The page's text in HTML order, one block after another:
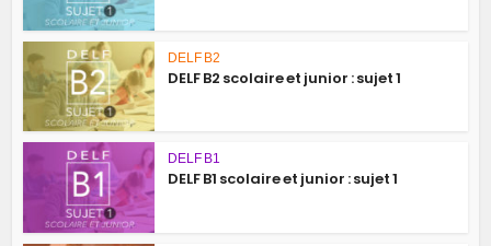
DELF B2
DELF B2 scolaire et junior : sujet 1
DELF B1
DELF B1 scolaire et junior : sujet 1